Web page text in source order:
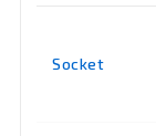
Socket